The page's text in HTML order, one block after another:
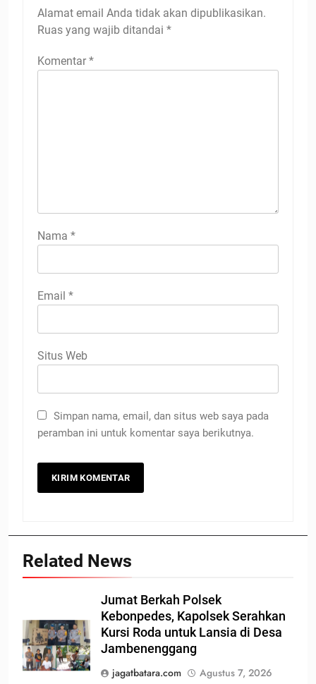
Alamat email Anda tidak akan dipublikasikan.
Ruas yang wajib ditandai *
Komentar *
Nama *
Email *
Situs Web
Simpan nama, email, dan situs web saya pada
peramban ini untuk komentar saya berikutnya.
Related News
Jumat Berkah Polsek
Kebonpedes, Kapolsek Serahkan
Kursi Roda untuk Lansia di Desa
Jambenenggang
jagatbatara.com
Agustus 7, 2026